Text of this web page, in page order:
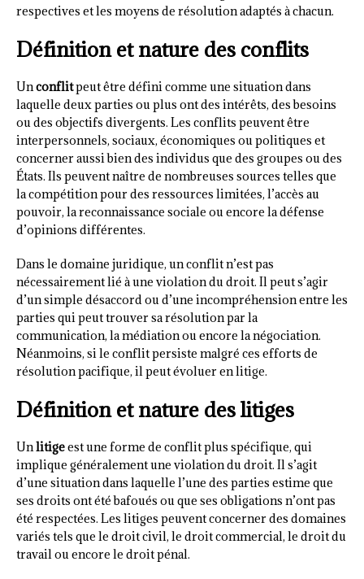
respectives et les moyens de résolution adaptés à chacun.
Définition et nature des conflits
Unconflitpeut être défini comme une situation dans
laquelle deux parties ou plus ont des intérêts, des besoins
ou des objectifs divergents. Les conflits peuvent être
interpersonnels, sociaux, économiques ou politiques et
concerner aussi bien des individus que des groupes ou des
États. Ils peuvent naître de nombreuses sources telles que
la compétition pour des ressources limitées, l’accès au
pouvoir, la reconnaissance sociale ou encore la défense
d’opinions différentes.
Dans le domaine juridique, un conflit n’est pas
nécessairement lié à une violation du droit. Il peut s’agir
d’un simple désaccord ou d’une incompréhension entre les
parties qui peut trouver sa résolution par la
communication, la médiation ou encore la négociation.
Néanmoins, si le conflit persiste malgré ces efforts de
résolution pacifique, il peut évoluer en litige.
Définition et nature des litiges
Unlitigeest une forme de conflit plus spécifique, qui
implique généralement une violation du droit. Il s’agit
d’une situation dans laquelle l’une des parties estime que
ses droits ont été bafoués ou que ses obligations n’ont pas
été respectées. Les litiges peuvent concerner des domaines
variés tels que le droit civil, le droit commercial, le droit du
travail ou encore le droit pénal.